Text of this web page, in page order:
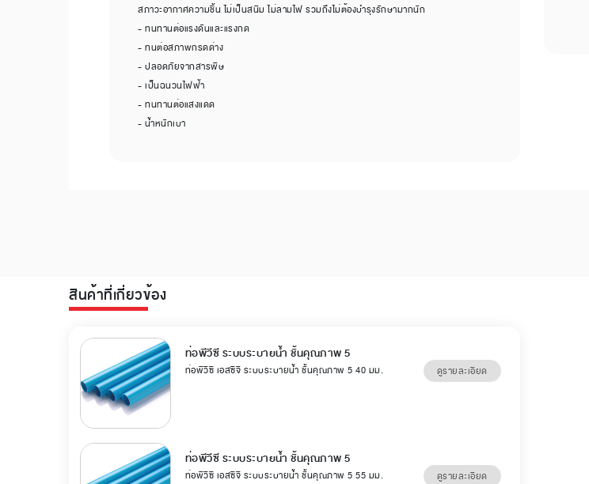
สภาวะอากาศความชื้น ไม่เป็นสนิม ไม่ลามไฟ รวมถึงไม่ต้องบำรุงรักษามากนัก
- ทนทานต่อแรงดันและแรงกด
- ทนต่อสภาพกรดด่าง
- ปลอดภัยจากสารพิษ
- เป็นฉนวนไฟฟ้า
- ทนทานต่อแสงแดด
- น้ำหนักเบา
สินค้าที่เกี่ยวข้อง
ท่อพีวีซี ระบบระบายน้ำ ชั้นคุณภาพ 5
ท่อพีวีซี เอสซีจี ระบบระบายน้ำ ชั้นคุณภาพ 5 40 มม. ดูรายละเอียด
ท่อพีวีซี ระบบระบายน้ำ ชั้นคุณภาพ 5
ท่อพีวีซี เอสซีจี ระบบระบายน้ำ ชั้นคุณภาพ 5 55 มม. ดูรายละเอียด